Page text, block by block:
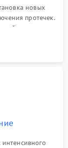
новых
протечек.
системы,